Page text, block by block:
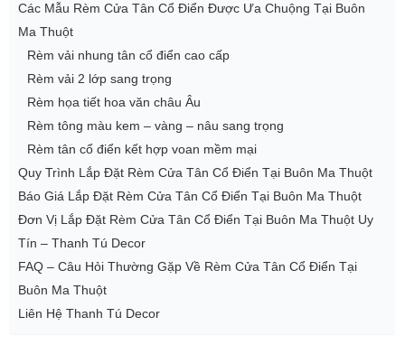
Các Mẫu Rèm Cửa Tân Cổ Điển Được Ưa Chuộng Tại Buôn
Ma Thuột
Rèm vải nhung tân cổ điển cao cấp
Rèm vải 2 lớp sang trọng
Rèm họa tiết hoa văn châu Âu
Rèm tông màu kem – vàng – nâu sang trọng
Rèm tân cổ điển kết hợp voan mềm mại
Quy Trình Lắp Đặt Rèm Cửa Tân Cổ Điển Tại Buôn Ma Thuột
Báo Giá Lắp Đặt Rèm Cửa Tân Cổ Điển Tại Buôn Ma Thuột
Đơn Vị Lắp Đặt Rèm Cửa Tân Cổ Điển Tại Buôn Ma Thuột Uy
Tín – Thanh Tú Decor
FAQ – Câu Hỏi Thường Gặp Về Rèm Cửa Tân Cổ Điển Tại
Buôn Ma Thuột
Liên Hệ Thanh Tú Decor